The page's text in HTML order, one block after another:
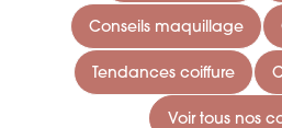
Conseils maquillage
Tendances coiffure
Voir tous nos